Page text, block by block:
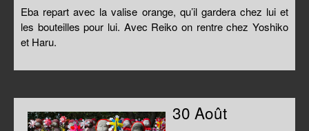
Eba repart avec la valise orange, qu’il gardera chez lui et
les bouteilles pour lui. Avec Reiko on rentre chez Yoshiko
et Haru.
30 Août